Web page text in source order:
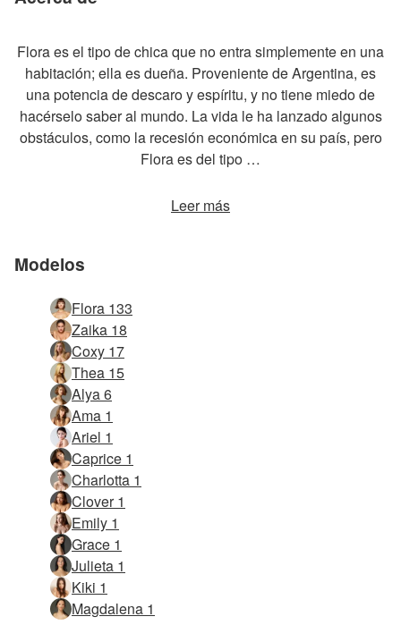
Flora es el tipo de chica que no entra simplemente en una
habitación; ella es dueña. Proveniente de Argentina, es
una potencia de descaro y espíritu, y no tiene miedo de
hacérselo saber al mundo. La vida le ha lanzado algunos
obstáculos, como la recesión económica en su país, pero
Flora es del tipo …
Leer más
Modelos
Flora 133
Zaika 18
Coxy 17
Thea 15
Alya 6
Ama 1
Ariel 1
Caprice 1
Charlotta 1
Clover 1
Emily 1
Grace 1
Julieta 1
Kiki 1
Magdalena 1